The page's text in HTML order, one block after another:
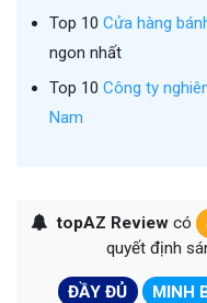
Top 10 Cửa hàng
ngon nhất
Top 10 Công ty
Nam
topAZ Reviewcó
quyết định
ĐẦY ĐỦ MINH